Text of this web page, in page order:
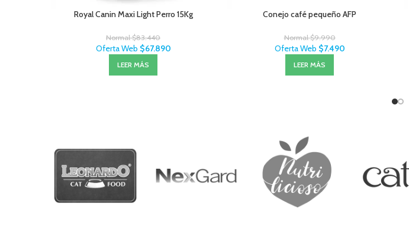
Royal Canin Maxi Light Perro 15Kg
Normal$83.440
Oferta Web $67.890
LEER MÁS
Conejo café pequeño AFP
Normal$9.990
Oferta Web $7.490
LEER MÁS